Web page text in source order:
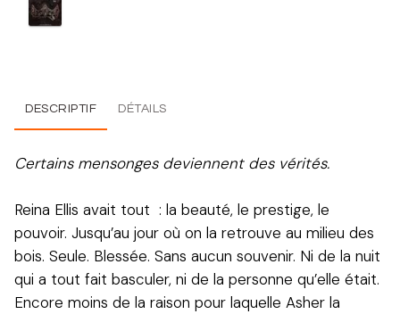
DESCRIPTIF DÉTAILS
Certains mensonges deviennent des vérités.
Reina Ellis avait tout : la beauté, le prestige, le
pouvoir. Jusqu’au jour où on la retrouve au milieu des
bois. Seule. Blessée. Sans aucun souvenir. Ni de la nuit
qui a tout fait basculer, ni de la personne qu’elle était.
Encore moins de la raison pour laquelle Asher la